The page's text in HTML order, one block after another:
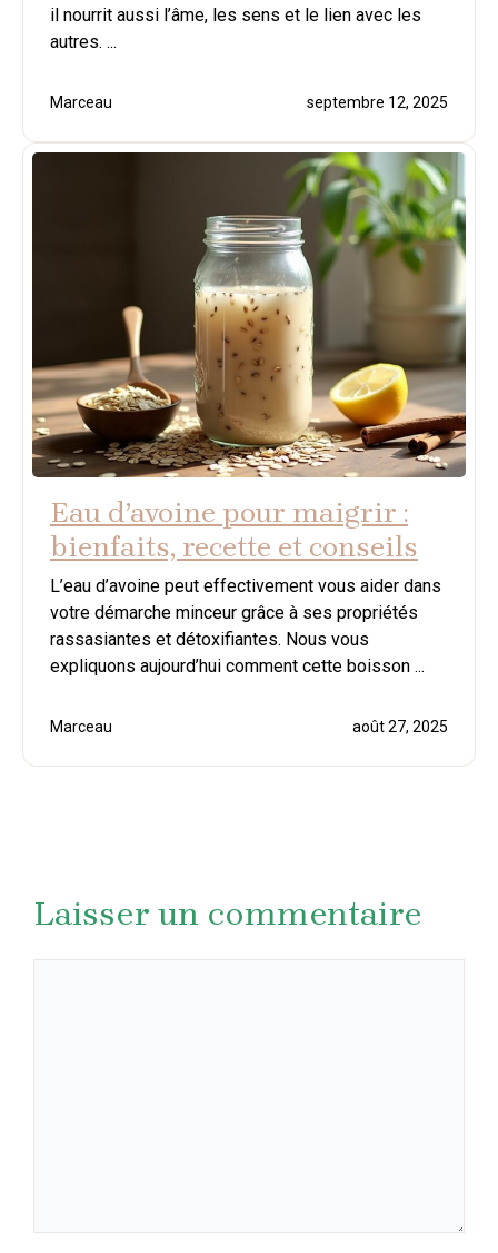
il nourrit aussi l’âme, les sens et le lien avec les
autres. ...
Marceau septembre 12, 2025
Eau d’avoine pour maigrir :
bienfaits, recette et conseils
L’eau d’avoine peut effectivement vous aider dans
votre démarche minceur grâce à ses propriétés
rassasiantes et détoxifiantes. Nous vous
expliquons aujourd’hui comment cette boisson ...
Marceau août 27, 2025
Laisser un commentaire